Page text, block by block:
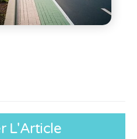
L'Article